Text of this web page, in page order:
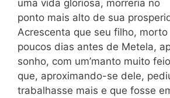
uma vida gloriosa, morreria no
ponto mais alto de sua
Acrescenta que seu filho, morto
poucos dias antes de Metela,
sonho, com um’manto muito
que, aproximando-se dele,
trabalhasse mais e que fosse